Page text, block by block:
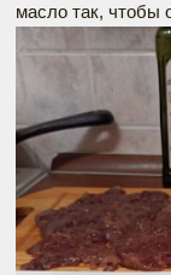
масло так, чтобы